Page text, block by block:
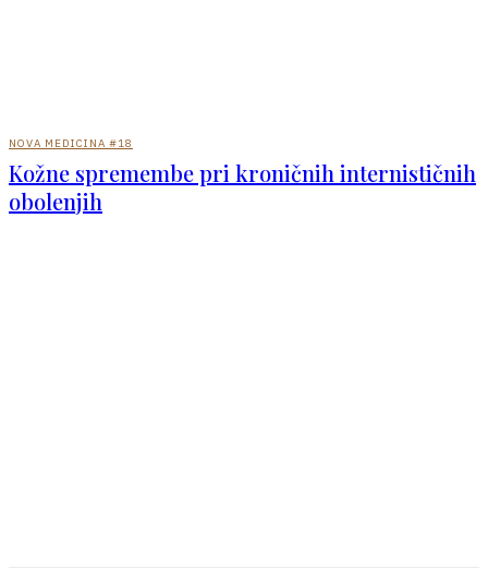
NOVA MEDICINA #18
Kožne spremembe pri kroničnih internističnih
obolenjih